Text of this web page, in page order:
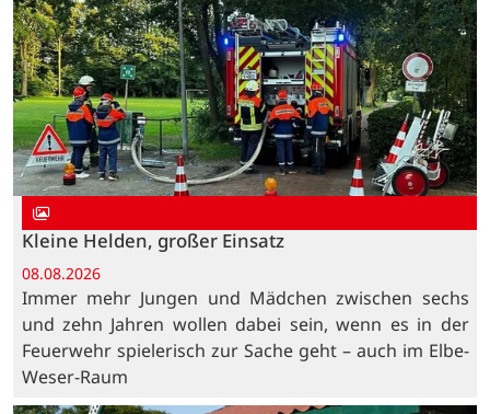
Kleine Helden, großer Einsatz
08.08.2026
Immer mehr Jungen und Mädchen zwischen sechs
und zehn Jahren wollen dabei sein, wenn es in der
Feuerwehr spielerisch zur Sache geht – auch im Elbe-
Weser-Raum